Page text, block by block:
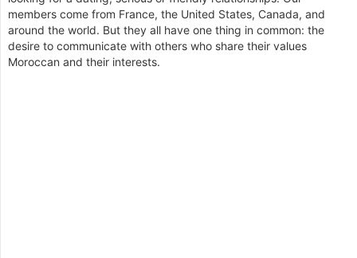
members come from France, the United States, Canada, and
around the world. But they all have one thing in common: the
desire to communicate with others who share their values
Moroccan and their interests.